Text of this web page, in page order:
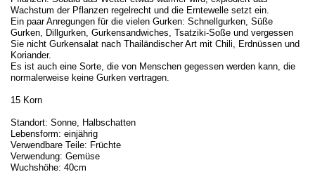
Wachstum der Pflanzen regelrecht und die Erntewelle setzt ein.
Ein paar Anregungen für die vielen Gurken: Schnellgurken, Süße
Gurken, Dillgurken, Gurkensandwiches, Tsatziki-Soße und vergessen
Sie nicht Gurkensalat nach Thailändischer Art mit Chili, Erdnüssen und
Koriander.
Es ist auch eine Sorte, die von Menschen gegessen werden kann, die
normalerweise keine Gurken vertragen.
15 Korn
Standort: Sonne, Halbschatten
Lebensform: einjährig
Verwendbare Teile: Früchte
Verwendung: Gemüse
Wuchshöhe: 40cm